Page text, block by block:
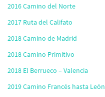
2016 Camino del Norte
2017 Ruta del Califato
2018 Camino de Madrid
2018 Camino Primitivo
2018 El Berrueco – Valencia
2019 Camino Francés hasta León